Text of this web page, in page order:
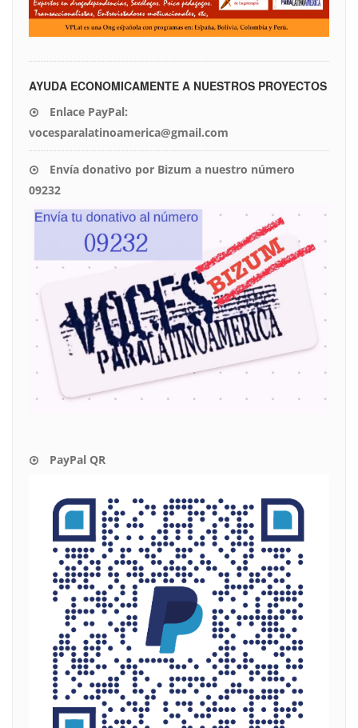
AYUDA ECONOMICAMENTE A NUESTROS PROYECTOS
Enlace PayPal:
vocesparalatinoamerica@gmail.com
Envía donativo por Bizum a nuestro número
09232
PayPal QR